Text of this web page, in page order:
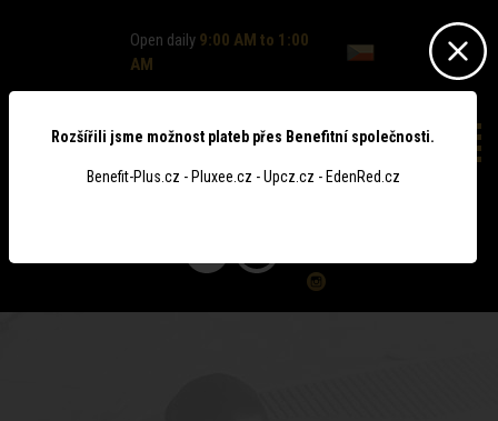
Open daily 9:00 AM to 1:00
AM
Rozšířili jsme možnost plateb přes Benefitní společnosti.
Benefit-Plus.cz - Pluxee.cz - Upcz.cz - EdenRed.cz